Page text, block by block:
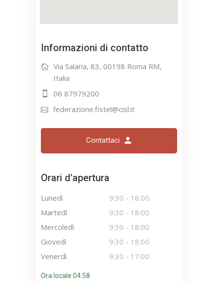
Informazioni di contatto
Via Salaria, 83, 00198 Roma RM,
Italia
06 87979200
federazione.fistel@cisl.it
Contattaci
Orari d'apertura
Lunedì 9:30 - 18:00
Martedì
9:30 - 18:00
Mercoledì
9:30 - 18:00
Giovedì
9:30 - 18:00
Venerdì
9:30 - 17:00
Ora locale 04:58